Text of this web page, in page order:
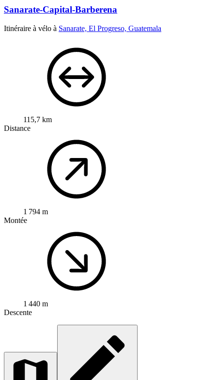
Sanarate-Capital-Barberena
Itinéraire à vélo à Sanarate, El Progreso, Guatemala
115,7 km
Distance
1 794 m
Montée
1 440 m
Descente